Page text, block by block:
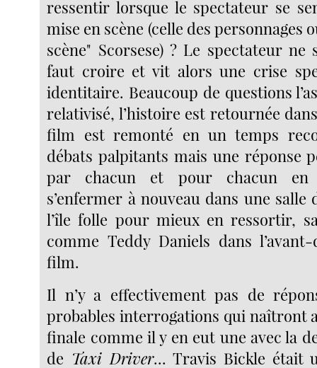
ressentir lorsque le spectateur se
mise en scène (celle des personnages
scène" Scorsese) ? Le spectateur ne
faut croire et vit alors une crise
identitaire. Beaucoup de questions
relativisé, l’histoire est retournée
film est remonté en un temps
débats palpitants mais une réponse
par chacun et pour chacun en
s’enfermer à nouveau dans une
l’île folle pour mieux en ressortir,
comme Teddy Daniels dans
film.
Il n’y a effectivement pas de
probables interrogations qui naîtront
finale comme il y en eut une avec la
de Taxi Driver... Travis Bickle était